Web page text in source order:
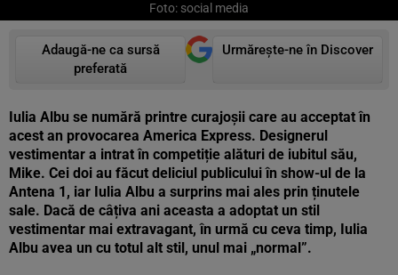
Foto: social media
Adaugă-ne ca sursă
preferată
Urmărește-ne în Discover
Iulia Albu se numără printre curajoșii care au acceptat în
acest an provocarea America Express. Designerul
vestimentar a intrat în competiție alături de iubitul său,
Mike. Cei doi au făcut deliciul publicului în show-ul de la
Antena 1, iar Iulia Albu a surprins mai ales prin ținutele
sale. Dacă de câțiva ani aceasta a adoptat un stil
vestimentar mai extravagant, în urmă cu ceva timp, Iulia
Albu avea un cu totul alt stil, unul mai „normal”.